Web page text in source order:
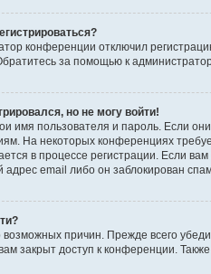
конференции отключил
за помощью к
но не могу войти!
имя пользователя и пароль. Если
На некоторых конференциях
в процессе регистрации. Если
адрес email либо он заблокирован
возможных причин. Прежде всего
закрыт доступ к конференции.